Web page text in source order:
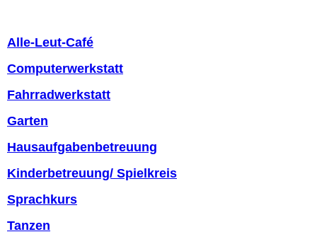
Alle-Leut-Café
Computerwerkstatt
Fahrradwerkstatt
Garten
Hausaufgabenbetreuung
Kinderbetreuung/ Spielkreis
Sprach kurs
Tanzen